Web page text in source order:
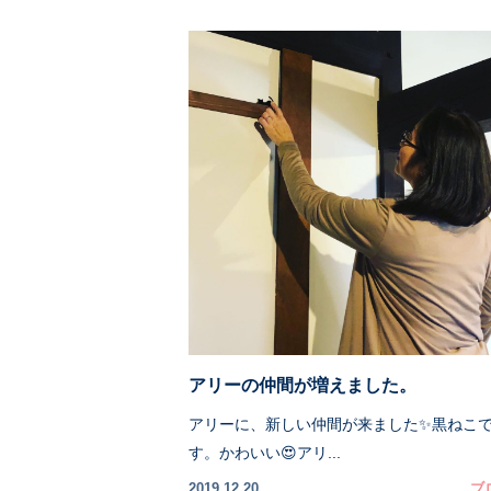
アリーの仲間が増えました。
アリーに、新しい仲間が来ました✨黒ねこ
す。かわいい😍アリ...